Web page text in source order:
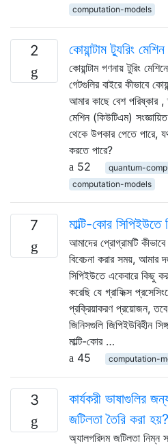
computation-models
2 কোয়ান্টাম ট্যুরিং
কোয়ান্টাম গণনায় টুরিং
গেটগুলির বাইরে কীভাবে
আমার কাছে বেশ পরিষ্কার ,
মেশিন (কিউটিএম)
থেকে উপকার পেতে পারে,
করতে পারে?
52
quantum-
computation-models
7 মাল্টি-কোর
আমাদের প্রোগ্রামটি
বিবেচনা করার সময়, আমার
সিপিইউতে একেবারে কিছু
করেছি যে গ্রাফিক্স
প্রক্রিয়াকরণ প্রয়োজন,
জিনিসগুলি জিপিইউবিহীন
মাল্টি-কোর …
45
computation-
3
কার্যকরী ভাষাগুলির
জটিলতা তৈরি করা হয়?
অ্যালগরিদম জটিলতা নিম্ন